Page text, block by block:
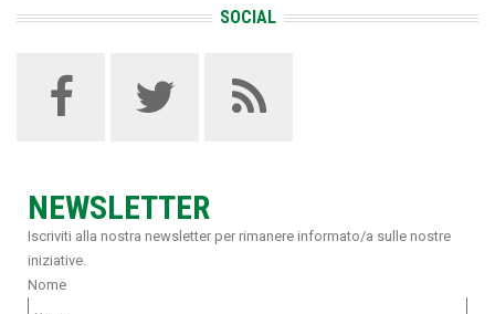
SOCIAL
NEWSLETTER
Iscriviti alla nostra newsletter per rimanere informato/a sulle nostre
iniziative.
Nome